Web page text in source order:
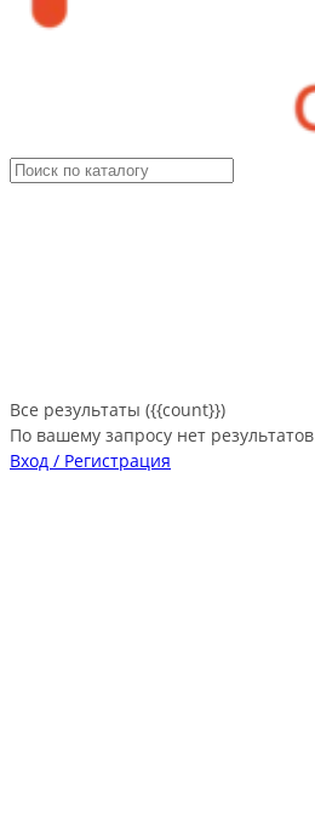
Все результаты ({{count}})
По вашему запросу нет результатов
Вход / Регистрация